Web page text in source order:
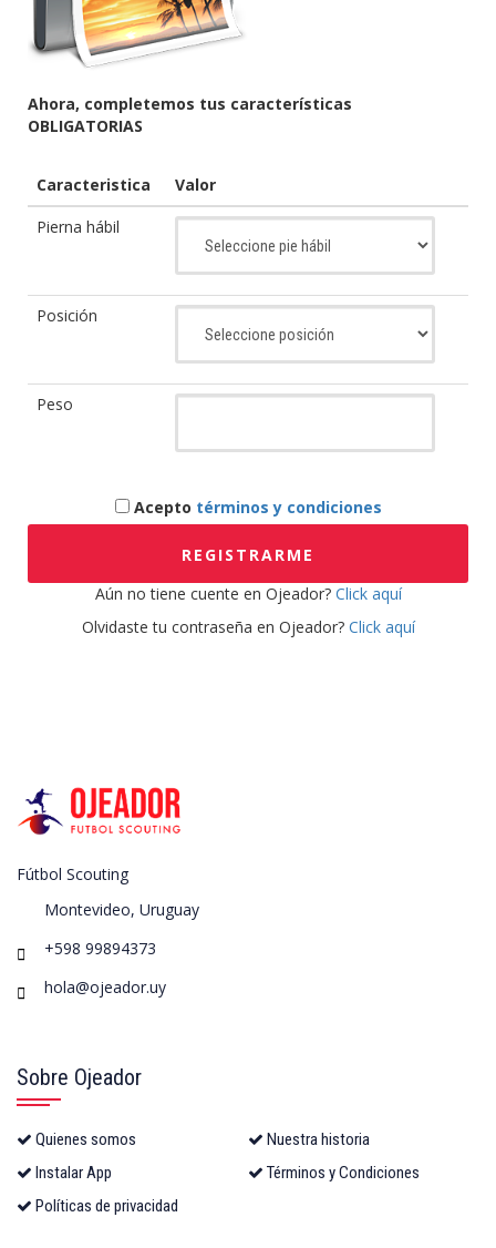
Ahora, completemos tus características
OBLIGATORIAS
Caracteristica
Valor
Pierna hábil
Posición
Peso
Acepto términos y condiciones
REGISTRARME
Aún no tiene cuente en Ojeador? Click aquí
Olvidaste tu contraseña en Ojeador? Click aquí
Fútbol Scouting
Montevideo, Uruguay
+598 99894373
hola@ojeador.uy
Sobre Ojeador
Quienes somos
Nuestra historia
Instalar App
Términos y Condiciones
Políticas de privacidad